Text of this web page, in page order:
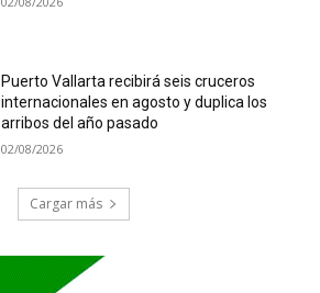
Puerto Vallarta recibirá seis cruceros
internacionales en agosto y duplica los
arribos del año pasado
02/08/2026
Cargar más